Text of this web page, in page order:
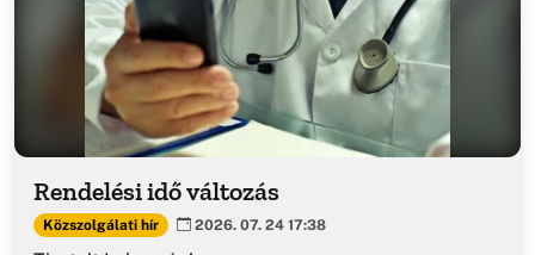
Rendelési idő változás
Közszolgálati hír 2026. 07. 24 17:38